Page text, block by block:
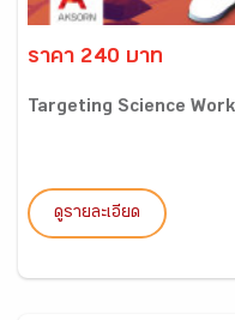
ราคา 240 บาท
Targeting Science
ดูรายละเอียด